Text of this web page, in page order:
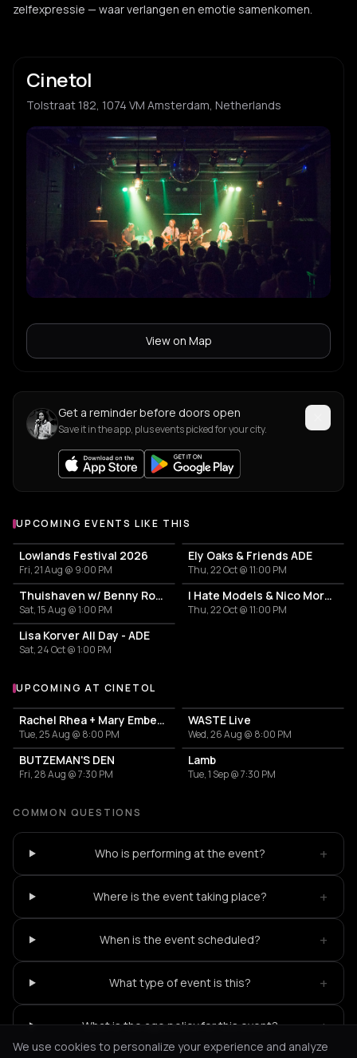
zelfexpressie — waar verlangen en emotie samenkomen.
Cinetol
Tolstraat 182, 1074 VM Amsterdam, Netherlands
View on Map
Get a reminder before doors open
Save it in the app, plus events picked for your city.
UPCOMING EVENTS LIKE THIS
Lowlands Festival 2026
Fri, 21 Aug @ 9:00 PM
Ely Oaks & Friends ADE
Thu, 22 Oct @ 11:00 PM
Thuishaven w/ Benny Rodrigues 10HRS
Sat, 15 Aug @ 1:00 PM
I Hate Models & Nico Moreno Invite
Thu, 22 Oct @ 11:00 PM
Lisa Korver All Day - ADE
Sat, 24 Oct @ 1:00 PM
More events at Cinetol
UPCOMING AT CINETOL
Rachel Rhea + Mary Ember + Leonoor
Tue, 25 Aug @ 8:00 PM
WASTE Live
Wed, 26 Aug @ 8:00 PM
BUTZEMAN'S DEN
Fri, 28 Aug @ 7:30 PM
Lamb
Tue, 1 Sep @ 7:30 PM
COMMON QUESTIONS
Who is performing at the event? +
Where is the event taking place? +
When is the event scheduled? +
What type of event is this? +
What is the age policy for this event? +
We use cookies to personalize your experience and analyze